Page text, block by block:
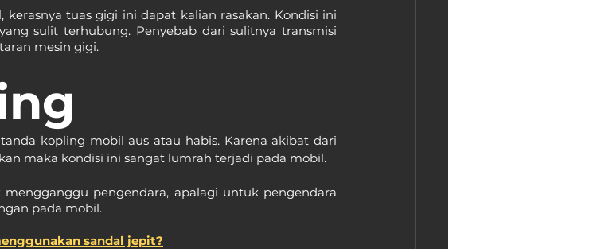
tuas gigi ini dapat kalian rasakan. Kondisi ini
sulit terhubung. Penyebab dari sulitnya transmisi
mesin gigi.
kopling mobil aus atau habis. Karena akibat dari
maka kondisi ini sangat lumrah terjadi pada mobil.
pengendara, apalagi untuk pengendara
pada mobil.
sandal jepit?